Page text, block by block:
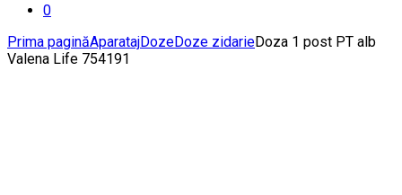
0
Prima paginăAparatajDozeDoze zidarieDoza 1 post PT alb
Valena Life 754191